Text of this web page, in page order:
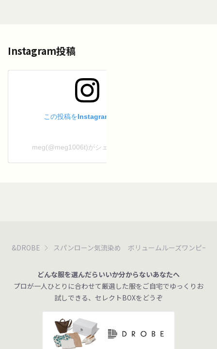
Instagram投稿
この投稿をInstagramで見る
meg(@meg1006t)がシェアした投稿
&DROBE スパンローン気流染め ボリュームルーズワンピース
どんな服を選んだらいいか分からないあなたへ
プロが一人ひとりに合わせて厳選した服をご自宅でゆっくりお
試しできる、セレクトBOXをどうぞ